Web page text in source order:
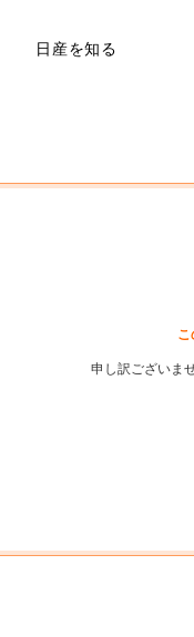
日産を知る
こ
申し訳ございま